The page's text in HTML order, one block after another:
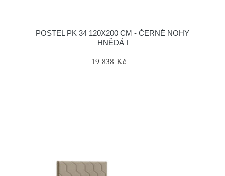
POSTEL PK 34 120X200 CM - ČERNÉ NOHY
HNĚDÁ I
19 838 Kč